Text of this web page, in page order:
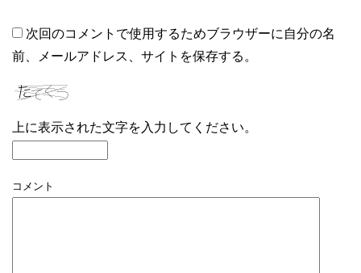
次回のコメントで使用するためブラウザーに自分の名
前、メールアドレス、サイトを保存する。
上に表示された文字を入力してください。
コメント